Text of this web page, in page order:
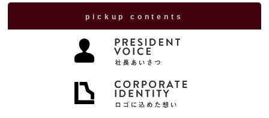
pickup contents